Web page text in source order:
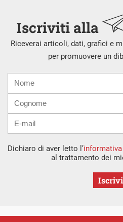
Iscriviti alla
Riceverai articoli, dati, grafici e
per promuovere un
mail
Dichiaro di aver letto l’
al trattamento dei